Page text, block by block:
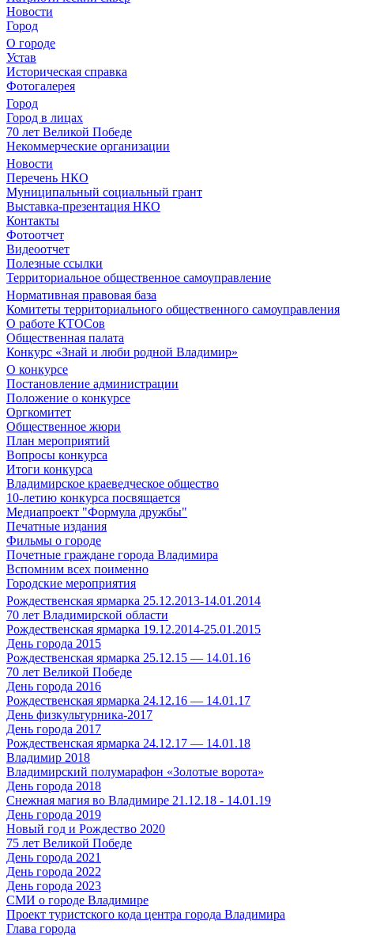
Новости
Город
О городе
Устав
Историческая справка
Фотогалерея
Город
Город в лицах
70 лет Великой Победе
Некоммерческие организации
Новости
Перечень НКО
Муниципальный социальный грант
Выставка-презентация НКО
Контакты
Фотоотчет
Видеоотчет
Полезные ссылки
Территориальное общественное самоуправление
Нормативная правовая база
Комитеты территориального общественного самоуправления
О работе КТОСов
Общественная палата
Конкурс «Знай и люби родной Владимир»
О конкурсе
Постановление администрации
Положение о конкурсе
Оргкомитет
Общественное жюри
План мероприятий
Вопросы конкурса
Итоги конкурса
Владимирское краеведческое общество
10-летию конкурса посвящается
Медиапроект "Формула дружбы"
Печатные издания
Фильмы о городе
Почетные граждане города Владимира
Вспомним всех поименно
Городские мероприятия
Рождественская ярмарка 25.12.2013-14.01.2014
70 лет Владимирской области
Рождественская ярмарка 19.12.2014-25.01.2015
День города 2015
Рождественская ярмарка 25.12.15 — 14.01.16
70 лет Великой Победе
День города 2016
Рождественская ярмарка 24.12.16 — 14.01.17
День физкультурника-2017
День города 2017
Рождественская ярмарка 24.12.17 — 14.01.18
Владимир 2018
Владимирский полумарафон «Золотые ворота»
День города 2018
Снежная магия во Владимире 21.12.18 - 14.01.19
День города 2019
Новый год и Рождество 2020
75 лет Великой Победе
День города 2021
День города 2022
День города 2023
СМИ о городе Владимире
Проект туристского кода центра города Владимира
Глава города